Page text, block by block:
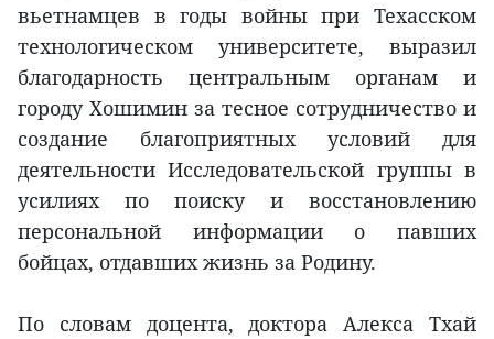
вьетнамцев в годы войны при Техасском
технологическом университете, выразил
благодарность центральным органам и
городу Хошимин за тесное сотрудничество и
создание благоприятных условий для
деятельности Исследовательской группы в
усилиях по поиску и восстановлению
персональной информации о павших
бойцах, отдавших жизнь за Родину.
По словам доцента, доктора Алекса Тхай